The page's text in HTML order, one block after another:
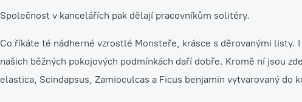
Společnost v kancelářích pak dělají pracovníkům solitéry.
Co říkáte té nádherné vzrostlé Monsteře, krásce s děrovanými listy.
našich běžných pokojových podmínkách daří dobře. Kromě ní jsou
elastica, Scindapsus, Zamioculcas a Ficus benjamin vytvarovaný do